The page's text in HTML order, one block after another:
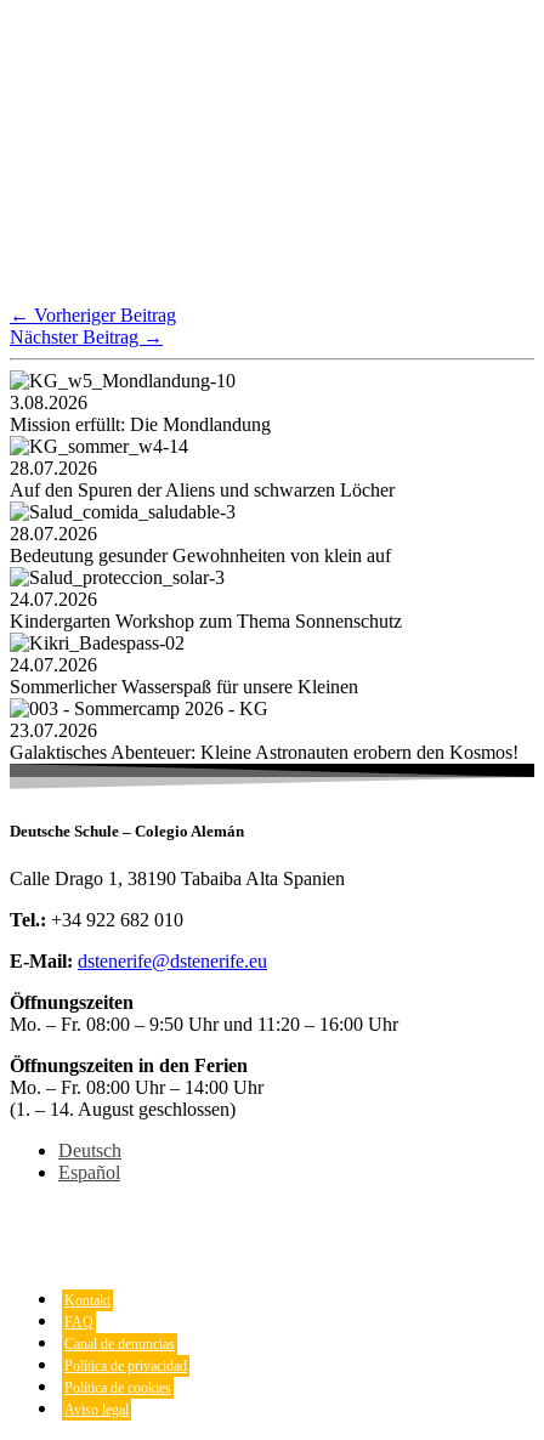
← Vorheriger Beitrag
Nächster Beitrag →
3.08.2026
Mission erfüllt: Die Mondlandung
28.07.2026
Auf den Spuren der Aliens und schwarzen Löcher
28.07.2026
Bedeutung gesunder Gewohnheiten von klein auf
24.07.2026
Kindergarten Workshop zum Thema Sonnenschutz
24.07.2026
Sommerlicher Wasserspaß für unsere Kleinen
23.07.2026
Galaktisches Abenteuer: Kleine Astronauten erobern den Kosmos!
Deutsche Schule – Colegio Alemán
Calle Drago 1, 38190 Tabaiba Alta Spanien
Tel.: +34 922 682 010
E-Mail: dstenerife@dstenerife.eu
Öffnungszeiten
Mo. – Fr. 08:00 – 9:50 Uhr und 11:20 – 16:00 Uhr
Öffnungszeiten in den Ferien
Mo. – Fr. 08:00 Uhr – 14:00 Uhr
(1. – 14. August geschlossen)
Deutsch
Español
Kontakt
FAQ
Canal de denuncias
Política de privacidad
Política de cookies
Aviso legal